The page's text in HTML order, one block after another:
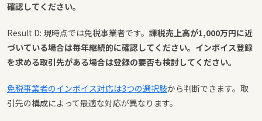
確認してください。
Result D: 現時点では免税事業者です。 課税売上高が1,000万円に近
づいている場合は毎年継続的に確認してください。インボイス登録
を求める取引先がある場合は登録の要否も検討してください。
免税事業者のインボイス対応は3つの選択肢から判断できます。取
引先の構成によって最適な対応が異なります。